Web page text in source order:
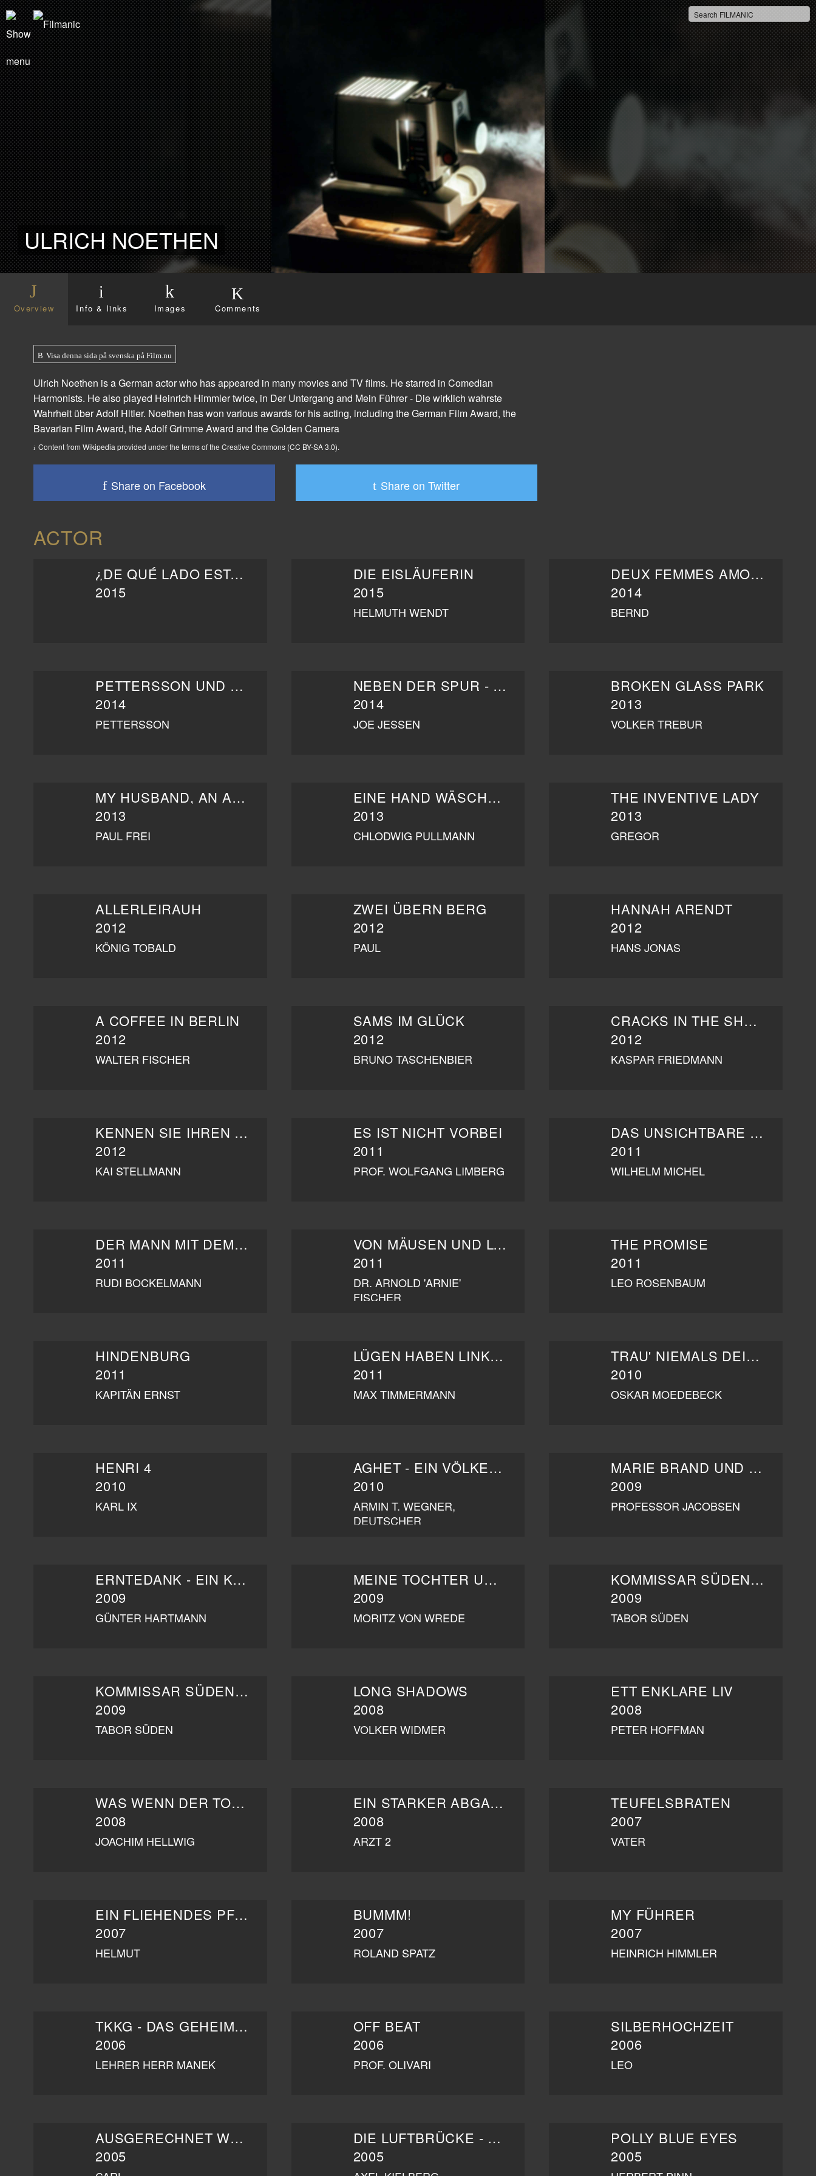
ULRICH NOETHEN
Overview Info & links Images Comments
Visa denna sida på svenska på Film.nu
Ulrich Noethen is a German actor who has appeared in many movies and TV films. He starred in Comedian
Harmonists. He also played Heinrich Himmler twice, in Der Untergang and Mein Führer - Die wirklich wahrste
Wahrheit über Adolf Hitler. Noethen has won various awards for his acting, including the German Film Award, the
Bavarian Film Award, the Adolf Grimme Award and the Golden Camera
Content from Wikipedia provided under the terms of the Creative Commons (CC BY-SA 3.0).
Share on Facebook Share on Twitter
ACTOR
¿DE QUÉ LADO ESTÁS?
2015
DIE EISLÄUFERIN
2015
HELMUTH WENDT
DEUX FEMMES AMOUREUSES
2014
BERND
PETTERSSON UND FINDUS - KLEINER QUÄLGEIST, GROSSE FREUNDSCHAFT
2014
PETTERSSON
NEBEN DER SPUR - ADRENALIN
2014
JOE JESSEN
BROKEN GLASS PARK
2013
VOLKER TREBUR
MY HUSBAND, AN ASSASSIN
2013
PAUL FREI
EINE HAND WÄSCHT DIE ANDERE
2013
CHLODWIG PULLMANN
THE INVENTIVE LADY
2013
GREGOR
ALLERLEIRAUH
2012
KÖNIG TOBALD
ZWEI ÜBERN BERG
2012
PAUL
HANNAH ARENDT
2012
HANS JONAS
A COFFEE IN BERLIN
2012
WALTER FISCHER
SAMS IM GLÜCK
2012
BRUNO TASCHENBIER
CRACKS IN THE SHELL
2012
KASPAR FRIEDMANN
KENNEN SIE IHREN LIEBHABER?
2012
KAI STELLMANN
ES IST NICHT VORBEI
2011
PROF. WOLFGANG LIMBERG
DAS UNSICHTBARE MÄDCHEN
2011
WILHELM MICHEL
DER MANN MIT DEM FAGOTT
2011
RUDI BOCKELMANN
VON MÄUSEN UND LÜGEN
2011
DR. ARNOLD 'ARNIE'
FISCHER
THE PROMISE
2011
LEO ROSENBAUM
HINDENBURG
2011
KAPITÄN ERNST
LÜGEN HABEN LINKE HÄNDE
2011
MAX TIMMERMANN
TRAU' NIEMALS DEINEM CHEF
2010
OSKAR MOEDEBECK
HENRI 4
2010
KARL IX
AGHET - EIN VÖLKERMORD
2010
ARMIN T. WEGNER,
DEUTSCHER
MARIE BRAND UND DAS MÖRDERISCHE VERGESSEN
2009
PROFESSOR JACOBSEN
ERNTEDANK - EIN KLUFTINGERKRIMI
2009
GÜNTER HARTMANN
MEINE TOCHTER UND DER MILLIONÄR
2009
MORITZ VON WREDE
KOMMISSAR SÜDEN UND DER LUFTGITARRIST
2009
TABOR SÜDEN
KOMMISSAR SÜDEN UND DAS GEHEIMNIS DER KÖNIGIN
2009
TABOR SÜDEN
LONG SHADOWS
2008
VOLKER WIDMER
ETT ENKLARE LIV
2008
PETER HOFFMAN
WAS WENN DER TOD UNS SCHEIDET
2008
JOACHIM HELLWIG
EIN STARKER ABGANG
2008
ARZT 2
TEUFELSBRATEN
2007
VATER
EIN FLIEHENDES PFERD
2007
HELMUT
BUMMM!
2007
ROLAND SPATZ
MY FÜHRER
2007
HEINRICH HIMMLER
TKKG - DAS GEHEIMNIS UM DIE RÄTSELHAFTE MIND-MACHINE
2006
LEHRER HERR MANEK
OFF BEAT
2006
PROF. OLIVARI
SILBERHOCHZEIT
2006
LEO
AUSGERECHNET WEIHNACHTEN
2005
DIE LUFTBRÜCKE - NUR DER HIMMEL WAR FREI
2005
POLLY BLUE EYES
2005